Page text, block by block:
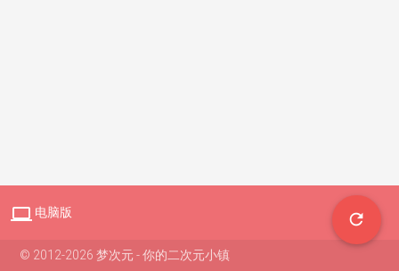

 电脑版
© 2012-2026 梦次元 - 你的二次元小镇